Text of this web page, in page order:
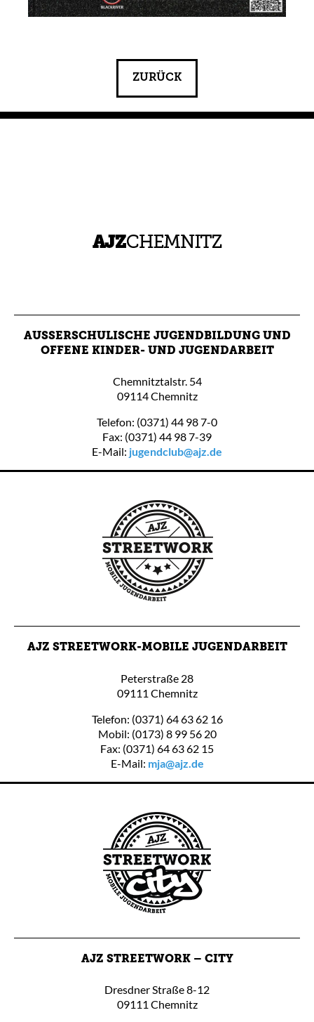
ZURÜCK
AUSSERSCHULISCHE JUGENDBILDUNG UND O
FFENE KINDER- UND JUGENDARBEIT
Chemnitztalstr. 54
09114 Chemnitz
Telefon: (0371) 44 98 7-0
Fax: (0371) 44 98 7-39
E-Mail: jugendclub@ajz.de
AJZ STREETWORK-MOBILE JUGENDARBEIT
Peterstraße 28
09111 Chemnitz
Telefon: (0371) 64 63 62 16
Mobil: (0173) 8 99 56 20
Fax: (0371) 64 63 62 15
E-Mail: mja@ajz.de
AJZ STREETWORK – CITY
Dresdner Straße 8-12
09111 Chemnitz